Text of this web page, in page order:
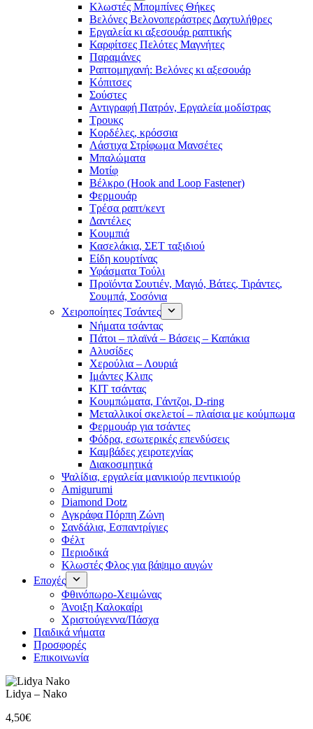
Κλωστές Μπομπίνες Θήκες
Βελόνες Βελονοπεράστρες Δαχτυλήθρες
Εργαλεία κι αξεσουάρ ραπτικής
Καρφίτσες Πελότες Μαγνήτες
Παραμάνες
Ραπτομηχανή: Βελόνες κι αξεσουάρ
Κόπιτσες
Σούστες
Αντιγραφή Πατρόν, Εργαλεία μοδίστρας
Τρουκς
Κορδέλες, κρόσσια
Λάστιχα Στρίφωμα Μανσέτες
Μπαλώματα
Mοτίφ
Βέλκρο (Hook and Loop Fastener)
Φερμουάρ
Τρέσα ραπτ/κεντ
Δαντέλες
Κουμπιά
Κασελάκια, ΣΕΤ ταξιδιού
Είδη κουρτίνας
Υφάσματα Τούλι
Προϊόντα Σουτιέν, Μαγιό, Βάτες, Τιράντες,
Σουμπά, Σοσόνια
Χειροποίητες Τσάντες
Νήματα τσάντας
Πάτοι – πλαϊνά – Βάσεις – Καπάκια
Αλυσίδες
Χερούλια – Λουριά
Ιμάντες Κλιπς
ΚΙΤ τσάντας
Κουμπώματα, Γάντζοι, D-ring
Μεταλλικοί σκελετοί – πλαίσια με κούμπωμα
Φερμουάρ για τσάντες
Φόδρα, εσωτερικές επενδύσεις
Καμβάδες χειροτεχνίας
Διακοσμητικά
Ψαλίδια, εργαλεία μανικιούρ πεντικιούρ
Amigurumi
Diamond Dotz
Αγκράφα Πόρπη Ζώνη
Σανδάλια, Εσπαντρίγιες
Φέλτ
Περιοδικά
Κλωστές Φλος για βάψιμο αυγών
Εποχές
Φθινόπωρο-Χειμώνας
Άνοιξη Καλοκαίρι
Χριστούγεννα/Πάσχα
Παιδικά νήματα
Προσφορές
Επικοινωνία
Lidya – Nako
4,50€